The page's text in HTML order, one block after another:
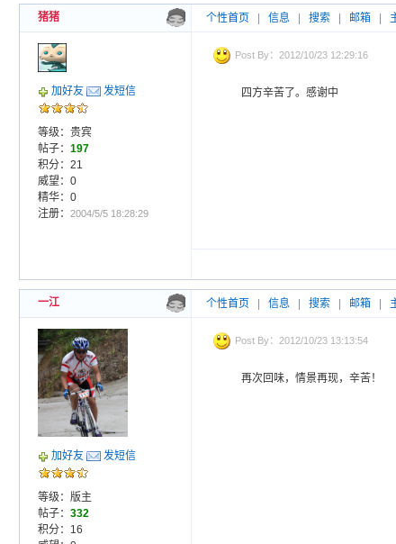
猪猪 个性首页 信息 搜索 邮箱
加好友 发短信
等级：贵宾
帖子： 197
积分：21
威望：0
精华：0
注册：
2004/5/5 18:28:29
Post By：2012/10/23 12:29:16
四方辛苦了。感谢中
一江 个性首页 信息 搜索 邮箱
加好友 发短信
等级：版主
帖子： 332
积分：16
Post By：2012/10/23 13:13:54
再次回味，情景再现，辛苦！